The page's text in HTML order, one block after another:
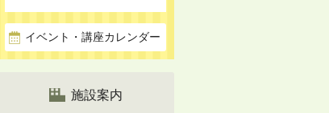
イベント・講座カレンダー
施設案内